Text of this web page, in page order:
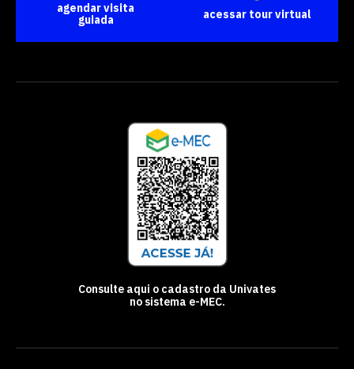
agendar visita
guiada
acessar tour virtual
Consulte aqui o cadastro da Univates
no sistema e-MEC.